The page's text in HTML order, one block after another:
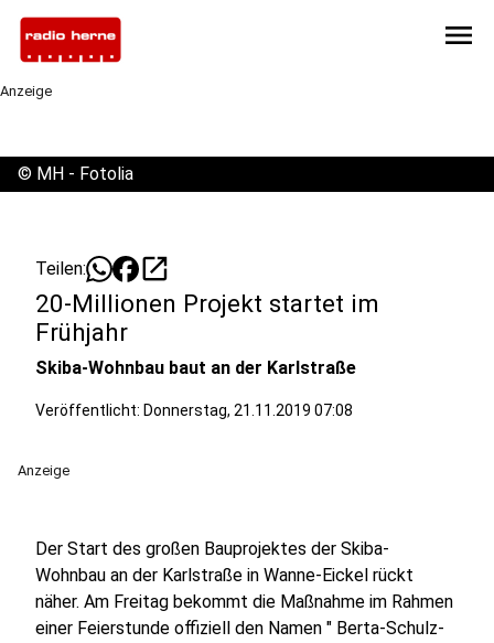
menu
Anzeige
© MH - Fotolia
Teilen: open_in_new
20-Millionen Projekt startet im
Frühjahr
Skiba-Wohnbau baut an der Karlstraße
Veröffentlicht: Donnerstag, 21.11.2019 07:08
Anzeige
Der Start des großen Bauprojektes der Skiba-
Wohnbau an der Karlstraße in Wanne-Eickel rückt
näher. Am Freitag bekommt die Maßnahme im Rahmen
einer Feierstunde offiziell den Namen " Berta-Schulz-